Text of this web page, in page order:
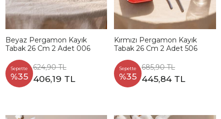
Beyaz Pergamon Kayık
Tabak 26 Cm 2 Adet 006
Sepette
%35
624,90 TL
406,19 TL
Kırmızı Pergamon Kayık
Tabak 26 Cm 2 Adet 506
Sepette
%35
685,90 TL
445,84 TL